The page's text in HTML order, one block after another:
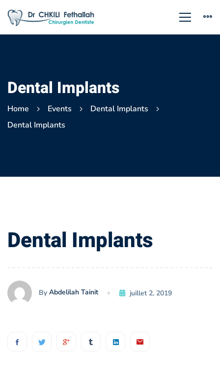
Dental Implants
Home Events
Dental Implants
Dental Implants
Dental
Dental Implants
By Abdelilah Tainit juillet 2, 2019